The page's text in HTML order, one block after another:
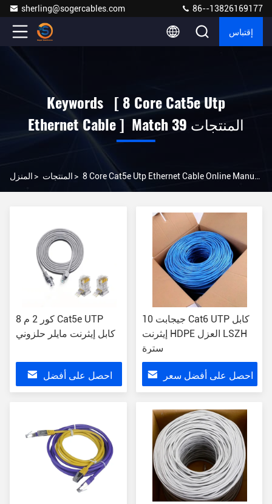
sherling@sogercables.com 86--13826169177
إقتباس
Keywords [ 8 Core Cat5e Utp
Ethernet Cable ] Match 39 المنتجات
المنزل > المنتجات > 8 Core Cat5e Utp Ethernet Cable Online Manufacturer
8 كور 2 م Cat5e UTP
كابل إيثرنت مايلر حلزوني
احصل على أفضل
10 جيجابت Cat6 UTP كابل
إيثرنت HDPE العزل LSZH
سترة
احصل على أفضل سعر